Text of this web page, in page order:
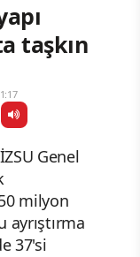
taşkın
Genel
milyon
ayrıştırma
37'si